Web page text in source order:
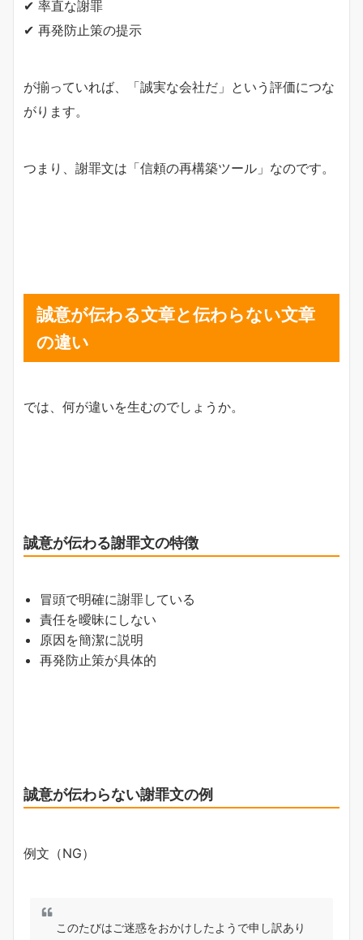
✔ 率直な謝罪
✔ 再発防止策の提示
が揃っていれば、「誠実な会社だ」という評価につな
がります。
つまり、謝罪文は「信頼の再構築ツール」なのです。
誠意が伝わる文章と伝わらない文章
の違い
では、何が違いを生むのでしょうか。
誠意が伝わる謝罪文の特徴
冒頭で明確に謝罪している
責任を曖昧にしない
原因を簡潔に説明
再発防止策が具体的
誠意が伝わらない謝罪文の例
例文（NG）
このたびはご迷惑をおかけしたようで申し訳あり